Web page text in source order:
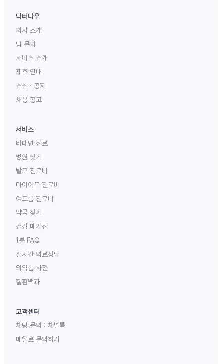
닥터나우
회사 소개
팀 문화
서비스 소개
제휴 안내
소식 · 공지
채용 공고
서비스
비대면 진료
병원 찾기
탈모 진료비
다이어트 진료비
여드름 진료비
약국 찾기
건강 매거진
1분 FAQ
실시간 의료상담
의약품 사전
질환백과
고객센터
채팅 문의 : 채널톡
메일로 문의하기